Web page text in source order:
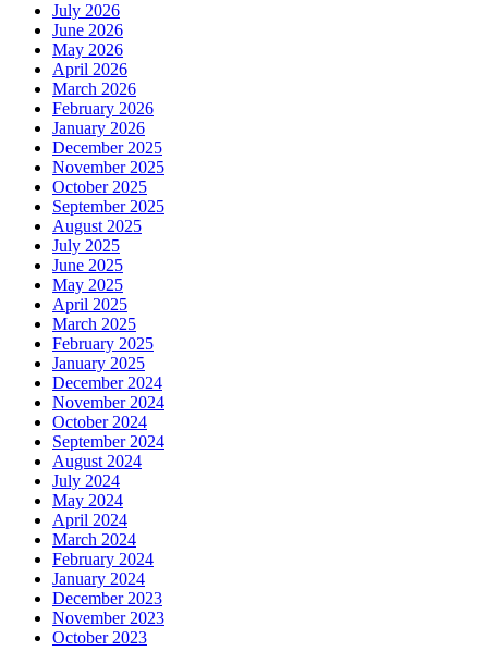
July 2026
June 2026
May 2026
April 2026
March 2026
February 2026
January 2026
December 2025
November 2025
October 2025
September 2025
August 2025
July 2025
June 2025
May 2025
April 2025
March 2025
February 2025
January 2025
December 2024
November 2024
October 2024
September 2024
August 2024
July 2024
May 2024
April 2024
March 2024
February 2024
January 2024
December 2023
November 2023
October 2023